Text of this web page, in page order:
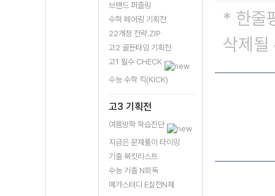
브랜드 퍼즐링
수학 페어링 기획전
22개정 전략.ZIP
고2 골든타임 기획전
고1 필수 CHECK
수능 수학 킥(KICK)
고3 기획전
여름방학 학습진단
지금은 문제풀이 타이밍
기출 북킷리스트
수능 기출 N회독
메가스터디 E실전N제
* 한줄
삭제될